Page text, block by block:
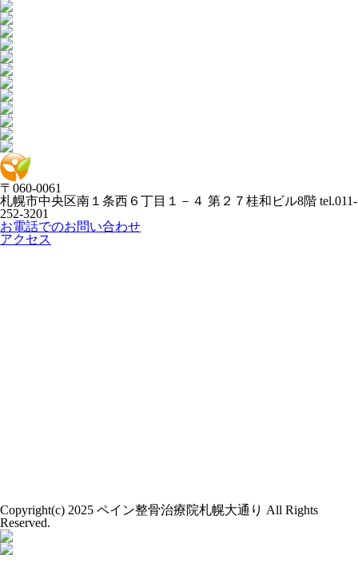
〒060-0061
札幌市中央区南１条西６丁目１－４ 第２７桂和ビル8階 tel.011-
252-3201
お電話でのお問い合わせ
アクセス
Copyright(c) 2025 ペイン整骨治療院札幌大通り All Rights
Reserved.